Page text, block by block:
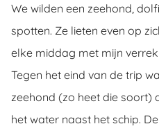
We wilden een zeehond,
spotten. Ze lieten even op
elke middag met mijn
Tegen het eind van de trip
zeehond (zo heet die soort)
het water naast het schip.